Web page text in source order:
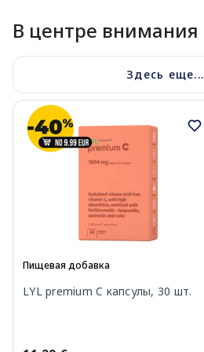
В центре внимания
Здесь еще...
Пищевая добавка
LYL premium C капсулы, 30 шт.